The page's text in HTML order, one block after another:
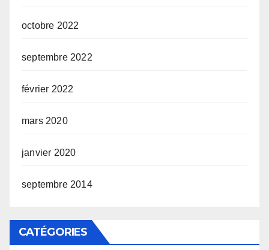
octobre 2022
septembre 2022
février 2022
mars 2020
janvier 2020
septembre 2014
CATÉGORIES